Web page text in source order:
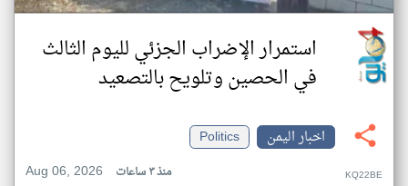
استمرار الإضراب الجزئي لليوم الثالث
في الحصين وتلويح بالتصعيد
اخبار اليمن
Politics
Aug 06, 2026
منذ ٣ ساعات KQ22BE